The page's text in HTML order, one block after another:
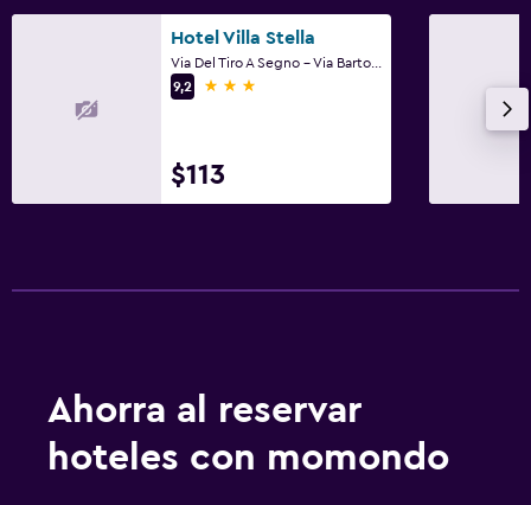
Hotel Villa Stella
9,2
3 estrellas
$113
Ahorra al reservar
hoteles con momondo